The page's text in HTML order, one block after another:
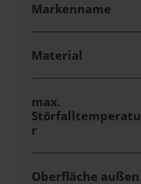
Markenname
Material
max.
Störfalltemperatu
r
Oberfläche außen